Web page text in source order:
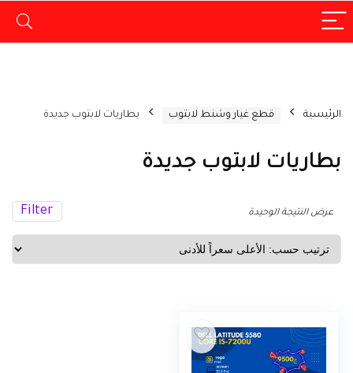
الرئيسية قطع غيار وشنط لابتوب بطاريات لابتوب جديدة
بطاريات لابتوب جديدة
Filter عرض النتيجة الوحيدة